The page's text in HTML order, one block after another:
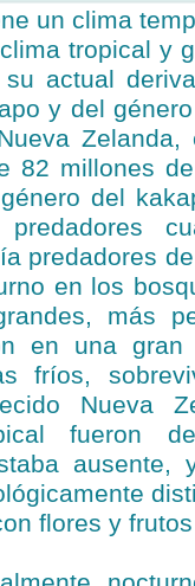
un clima
tropical y
actual
y del
Zelanda,
82 millones
del
predadores
en los
más
en una gran
fríos,
Nueva
fueron
flores y